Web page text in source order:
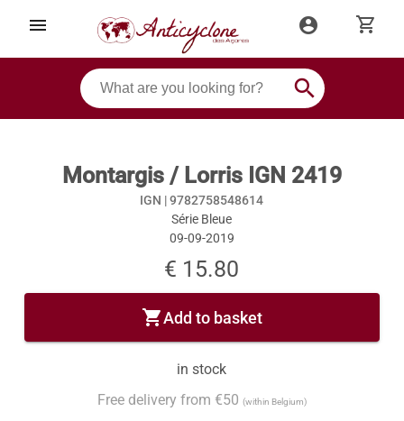
menu account_circle shopping_cart
search
Montargis / Lorris IGN 2419
IGN |9782758548614
Série Bleue
09-09-2019
€ 15.80
shopping_cartAdd to basket
in stock
Free delivery from €50 (within Belgium)